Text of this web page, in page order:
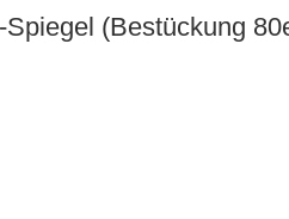
(Bestückung